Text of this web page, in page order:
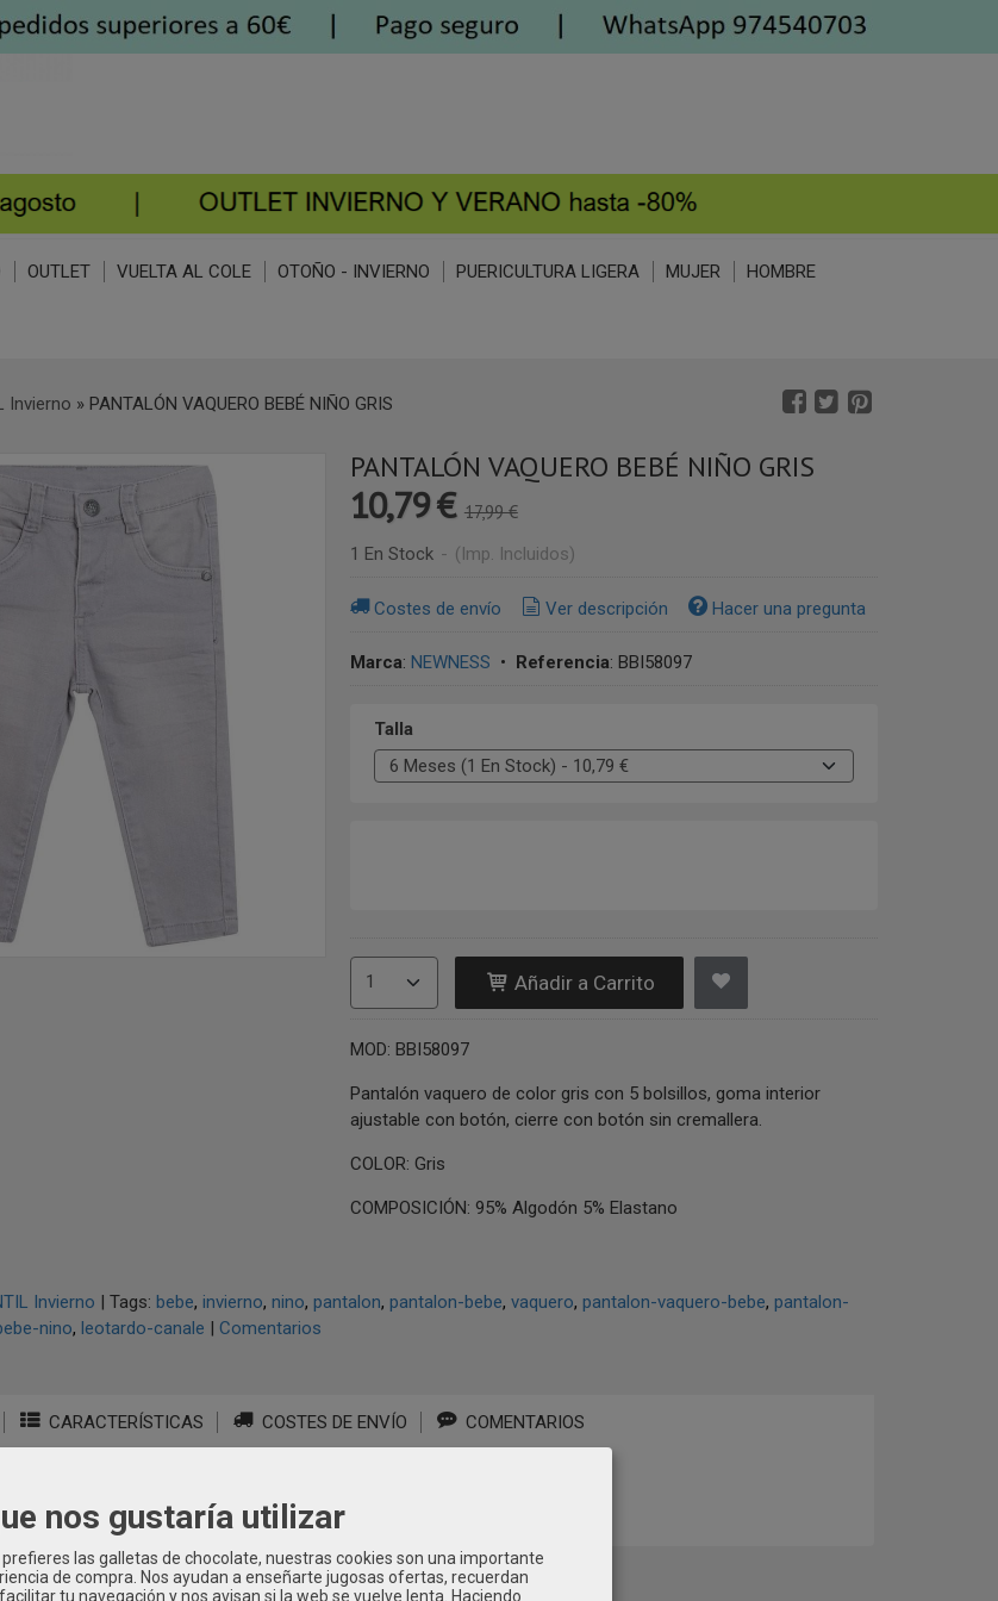
OUTLET VUELTA AL COLE OTOÑO - INVIERNO PUERICULTURA LIGERA MUJER HOMBRE
Invierno » PANTALÓN VAQUERO BEBÉ NIÑO GRIS
PANTALÓN VAQUERO BEBÉ NIÑO GRIS
10,79 € 17,99 €
1 En Stock - (Imp. Incluidos)
Costes de envío Ver descripción Hacer una pregunta
Marca: NEWNESS • Referencia: BBI58097
Talla
Añadir a Carrito
MOD: BBI58097
Pantalón vaquero de color gris con 5 bolsillos, goma interior
ajustable con botón, cierre con botón sin cremallera.
COLOR: Gris
COMPOSICIÓN: 95% Algodón 5% Elastano
Invierno | Tags: bebe invierno nino pantalon pantalon-bebe vaquero pantalon-vaquero-bebe pantalon-
nino leotardo-canale | Comentarios
CARACTERÍSTICAS COSTES DE ENVÍO COMENTARIOS
nos gustaría utilizar
las galletas de chocolate, nuestras cookies son una importante
de compra. Nos ayudan a enseñarte jugosas ofertas, recuerdan
tu navegación y nos avisan si la web se vuelve lenta. Haciendo